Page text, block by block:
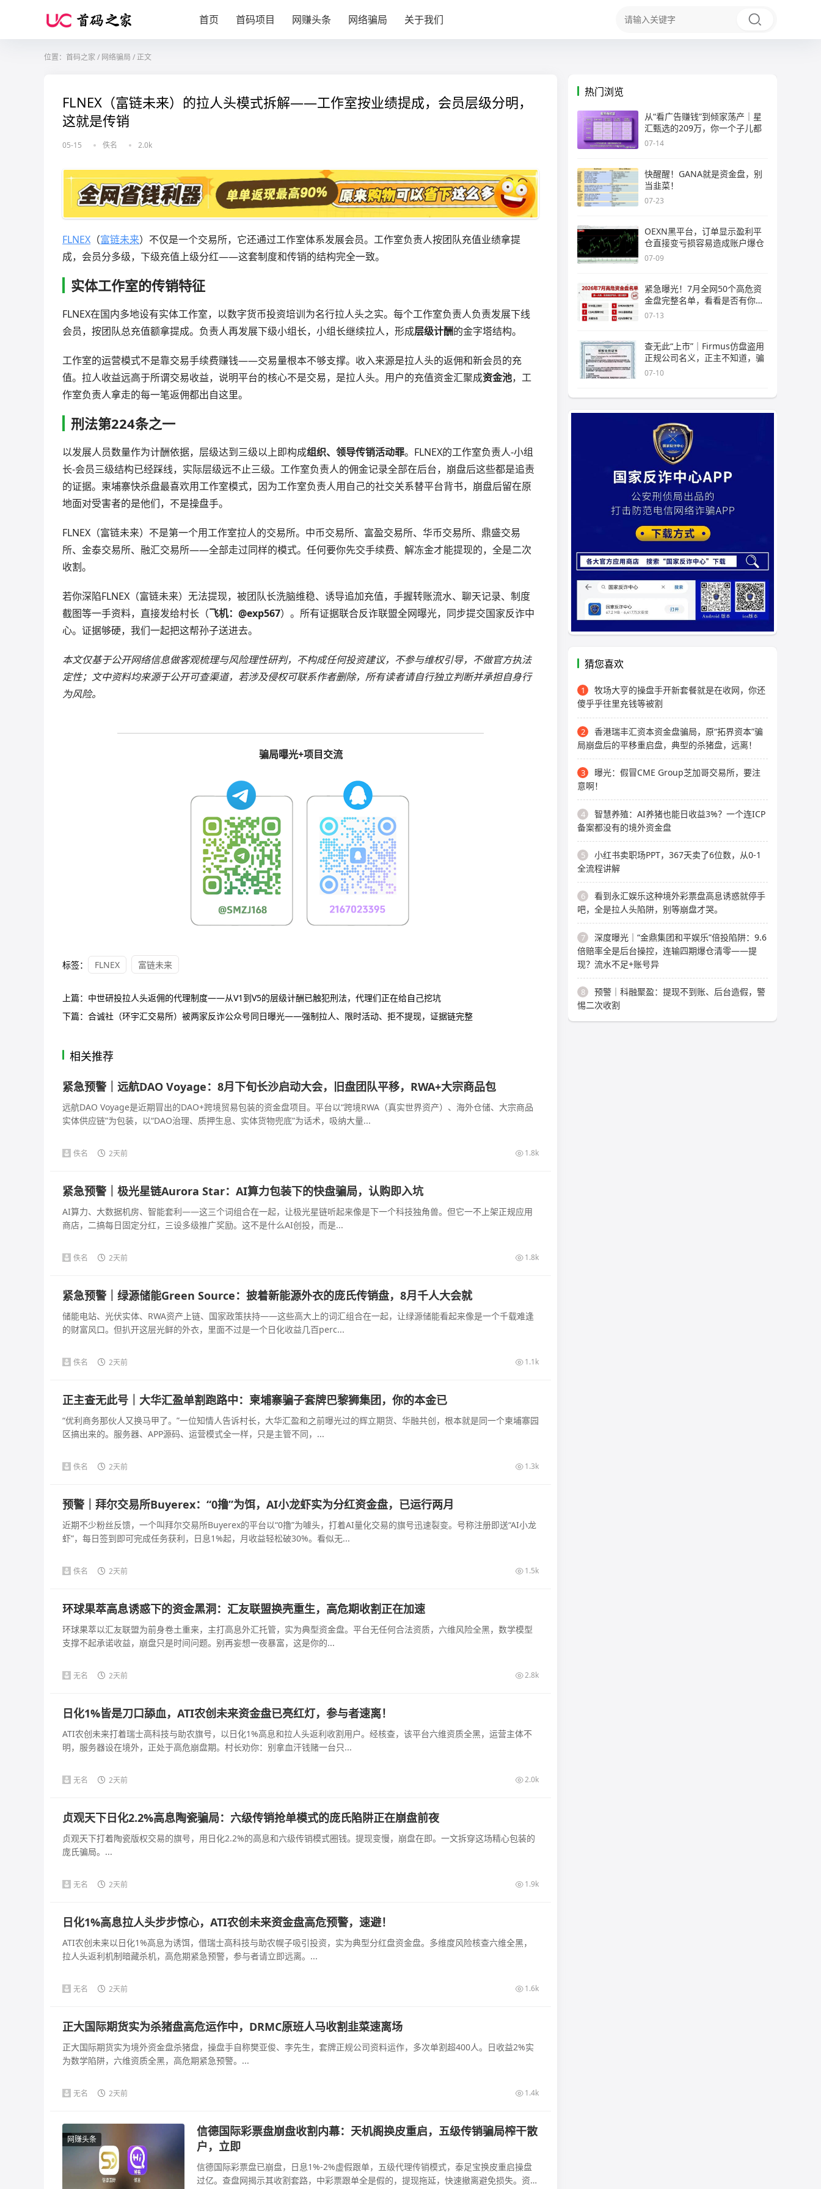
首页 首码项目 网赚头条 网络骗局 关于我们
位置： 首码之家 / 网络骗局 /正文
FLNEX（富链未来）的拉人头模式拆解——工作室按业绩提成，会员层级分明，
这就是传销
05-15 佚名 2.0k
FLNEX （富链未来）不仅是一个交易所，它还通过工作室体系发展会员。工作室负责人按团队充值业绩拿提
成，会员分多级，下级充值上级分红——这套制度和传销的结构完全一致。
实体工作室的传销特征
FLNEX在国内多地设有实体工作室，以数字货币投资培训为名行拉人头之实。每个工作室负责人负责发展下线
会员，按团队总充值额拿提成。负责人再发展下级小组长，小组长继续拉人，形成层级计酬的金字塔结构。
工作室的运营模式不是靠交易手续费赚钱——交易量根本不够支撑。收入来源是拉人头的返佣和新会员的充
值。拉人收益远高于所谓交易收益，说明平台的核心不是交易，是拉人头。用户的充值资金汇聚成资金池，工
作室负责人拿走的每一笔返佣都出自这里。
刑法第224条之一
以发展人员数量作为计酬依据，层级达到三级以上即构成组织、领导传销活动罪。FLNEX的工作室负责人-小组
长-会员三级结构已经踩线，实际层级远不止三级。工作室负责人的佣金记录全部在后台，崩盘后这些都是追责
的证据。柬埔寨快杀盘最喜欢用工作室模式，因为工作室负责人用自己的社交关系替平台背书，崩盘后留在原
地面对受害者的是他们，不是操盘手。
FLNEX（富链未来）不是第一个用工作室拉人的交易所。中币交易所、富盈交易所、华币交易所、鼎盛交易
所、金泰交易所、融汇交易所——全部走过同样的模式。任何要你先交手续费、解冻金才能提现的，全是二次
收割。
若你深陷FLNEX（富链未来）无法提现，被团队长洗脑维稳、诱导追加充值，手握转账流水、聊天记录、制度
截图等一手资料，直接发给村长（飞机：@exp567）。所有证据联合反诈联盟全网曝光，同步提交国家反诈中
心。证据够硬，我们一起把这帮孙子送进去。
本文仅基于公开网络信息做客观梳理与风险理性研判，不构成任何投资建议，不参与维权引导，不做官方执法
定性；文中资料均来源于公开可查渠道，若涉及侵权可联系作者删除，所有读者请自行独立判断并承担自身行
为风险。
骗局曝光+项目交流
标签： FLNEX 富链未来
上篇： 中世研投拉人头返佣的代理制度——从V1到V5的层级计酬已触犯刑法，代理们正在给自己挖坑
下篇： 合诚社（环宇汇交易所）被两家反诈公众号同日曝光——强制拉人、限时活动、拒不提现，证据链完整
相关推荐
紧急预警｜远航DAO Voyage：8月下旬长沙启动大会，旧盘团队平移，RWA+大宗商品包
远航DAO Voyage是近期冒出的DAO+跨境贸易包装的资金盘项目。平台以“跨境RWA（真实世界资产）、海外仓储、大宗商品
实体供应链”为包装，以“DAO治理、质押生息、实体货物兜底”为话术，吸纳大量...
佚名 2天前 1.8k
紧急预警｜极光星链Aurora Star：AI算力包装下的快盘骗局，认购即入坑
AI算力、大数据机房、智能套利——这三个词组合在一起，让极光星链听起来像是下一个科技独角兽。但它一不上架正规应用
商店，二搞每日固定分红，三设多级推广奖励。这不是什么AI创投，而是...
佚名 2天前 1.8k
紧急预警｜绿源储能Green Source：披着新能源外衣的庞氏传销盘，8月千人大会就
储能电站、光伏实体、RWA资产上链、国家政策扶持——这些高大上的词汇组合在一起，让绿源储能看起来像是一个千载难逢
的财富风口。但扒开这层光鲜的外衣，里面不过是一个日化收益几百perc...
佚名 2天前 1.1k
正主查无此号｜大华汇盈单割跑路中：柬埔寨骗子套牌巴黎狮集团，你的本金已
“优利商务那伙人又换马甲了。”一位知情人告诉村长，大华汇盈和之前曝光过的辉立期货、华融共创，根本就是同一个柬埔寨园
区搞出来的。服务器、APP源码、运营模式全一样，只是主管不同，...
佚名 2天前 1.3k
预警｜拜尔交易所Buyerex：“0撸”为饵，AI小龙虾实为分红资金盘，已运行两月
近期不少粉丝反馈，一个叫拜尔交易所Buyerex的平台以“0撸”为噱头，打着AI量化交易的旗号迅速裂变。号称注册即送“AI小龙
虾”，每日签到即可完成任务获利，日息1%起，月收益轻松破30%。看似无...
佚名 2天前 1.5k
环球果萃高息诱惑下的资金黑洞：汇友联盟换壳重生，高危期收割正在加速
环球果萃以汇友联盟为前身卷土重来，主打高息外汇托管，实为典型资金盘。平台无任何合法资质，六维风险全黑，数学模型
支撑不起承诺收益，崩盘只是时间问题。别再妄想一夜暴富，这是你的...
无名 2天前 2.8k
日化1%皆是刀口舔血，ATI农创未来资金盘已亮红灯，参与者速离！
ATI农创未来打着瑞士高科技与助农旗号，以日化1%高息和拉人头返利收割用户。经核查，该平台六维资质全黑，运营主体不
明，服务器设在境外，正处于高危崩盘期。村长劝你：别拿血汗钱赌一台只...
无名 2天前 2.0k
贞观天下日化2.2%高息陶瓷骗局：六级传销抢单模式的庞氏陷阱正在崩盘前夜
贞观天下打着陶瓷版权交易的旗号，用日化2.2%的高息和六级传销模式圈钱。提现变慢，崩盘在即。一文拆穿这场精心包装的
庞氏骗局。...
无名 2天前 1.9k
日化1%高息拉人头步步惊心，ATI农创未来资金盘高危预警，速避！
ATI农创未来以日化1%高息为诱饵，借瑞士高科技与助农幌子吸引投资，实为典型分红盘资金盘。多维度风险核查六维全黑，
拉人头返利机制暗藏杀机，高危期紧急预警，参与者请立即远离。...
无名 2天前 1.6k
正大国际期货实为杀猪盘高危运作中，DRMC原班人马收割韭菜速离场
正大国际期货实为境外资金盘杀猪盘，操盘手自称樊亚俊、李先生，套牌正规公司资料运作，多次单割超400人。日收益2%实
为数学陷阱，六维资质全黑，高危期紧急预警。...
无名 2天前 1.4k
网赚头条
信德国际彩票盘崩盘收割内幕：天机阁换皮重启，五级传销骗局榨干散
户，立即
信德国际彩票盘已崩盘，日息1%-2%虚假跟单，五级代理传销模式，泰足宝换皮重启操盘
过亿。查盘网揭示其收割套路，中彩票跟单全是假的，提现拖延，快速撤离避免损失。资金
热门浏览
从“看广告赚钱”到倾家荡产｜星
汇甄选的209万，你一个子儿都
07-14
快醒醒！GANA就是资金盘，别
当韭菜！
07-23
OEXN黑平台，订单显示盈利平
仓直接变亏损容易造成账户爆仓
07-09
紧急曝光！7月全网50个高危资
金盘完整名单，看看是否有你正
在
07-13
查无此“上市”｜Firmus仿盘盗用
正规公司名义，正主不知道，骗
07-10
猜您喜欢
1
牧场大亨的操盘手开新套餐就是在收网，你还
傻乎乎往里充钱等被割
2
香港瑞丰汇资本资金盘骗局，原“拓界资本”骗
局崩盘后的平移重启盘，典型的杀猪盘，远离！
3
曝光：假冒CME Group芝加哥交易所，要注
意啊！
4
智慧养殖：AI养猪也能日收益3%？一个连ICP
备案都没有的境外资金盘
5
小红书卖职场PPT，367天卖了6位数，从0-1
全流程讲解
6
看到永汇娱乐这种境外彩票盘高息诱惑就停手
吧，全是拉人头陷阱，别等崩盘才哭。
7
深度曝光｜“金鼎集团和平娱乐”倍投陷阱：9.6
倍赔率全是后台操控，连输四期爆仓清零——提
现？流水不足+账号异
8
预警｜科融聚盈：提现不到账、后台造假，警
惕二次收割